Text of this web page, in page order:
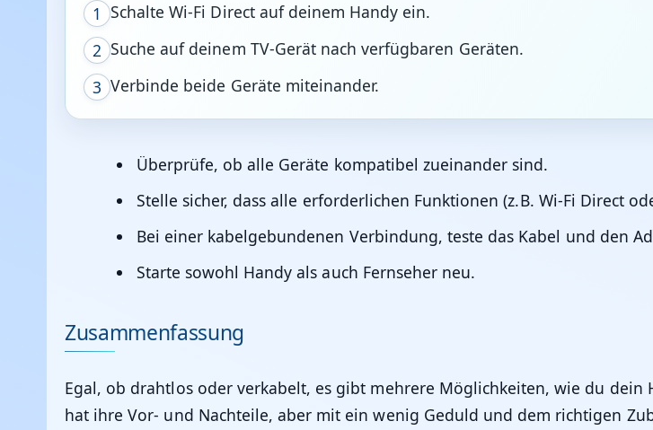
1 Schalte Wi-Fi Direct auf deinem Handy ein.
2 Suche auf deinem TV-Gerät nach verfügbaren Geräten.
3 Verbinde beide Geräte miteinander.
Überprüfe, ob alle Geräte kompatibel zueinander sind.
Stelle sicher, dass alle erforderlichen Funktionen (z.B. Wi-Fi Direct
Bei einer kabelgebundenen Verbindung, teste das Kabel und den
Starte sowohl Handy als auch Fernseher neu.
Zusammenfassung
Egal, ob drahtlos oder verkabelt, es gibt mehrere Möglichkeiten, wie du
hat ihre Vor- und Nachteile, aber mit ein wenig Geduld und dem richtigen